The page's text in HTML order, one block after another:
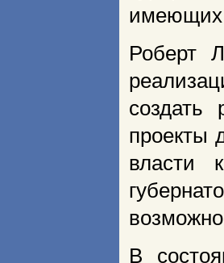
имеющих
Роберт
создать
проекты
власти
В